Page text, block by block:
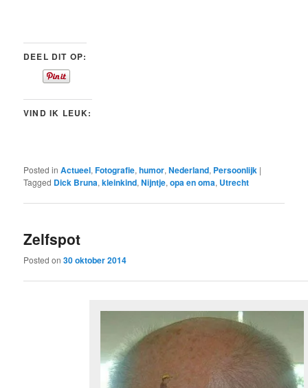
DEEL DIT OP:
VIND IK LEUK:
Posted in Actueel,Fotografie,humor,Nederland, Persoonlijk |
Tagged Dick Bruna,kleinkind,Nijntje,opa en oma, Utrecht
Zelfspot
Posted on30 oktober 2014